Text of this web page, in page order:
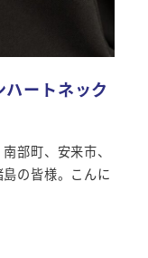
ートネック
部町、安来市、
の皆様。こんに